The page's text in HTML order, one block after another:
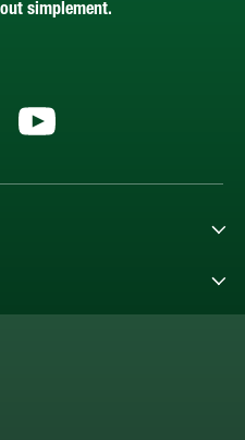
simplement.